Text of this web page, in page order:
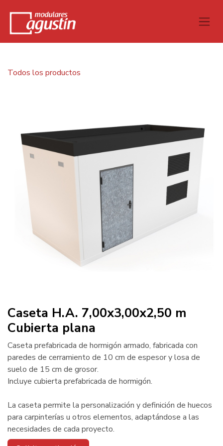
Todos los productos
Caseta H.A. 7,00x3,00x2,50 m
Cubierta plana
Caseta prefabricada de hormigón armado, fabricada con
paredes de cerramiento de 10 cm de espesor y losa de
suelo de 15 cm de grosor.
Incluye cubierta prefabricada de hormigón.
La caseta permite la personalización y definición de huecos
para carpinterías u otros elementos, adaptándose a las
necesidades de cada proyecto.